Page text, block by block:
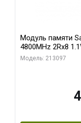
Модуль памяти
4800MHz 2Rx8
Модель: 213097